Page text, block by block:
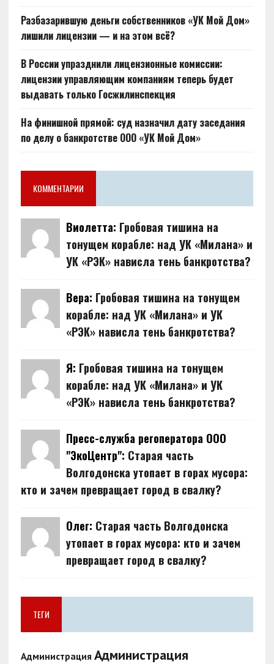
Разбазарившую деньги собственников «УК Мой Дом»
лишили лицензии — и на этом всё?
В России упразднили лицензионные комиссии:
лицензии управляющим компаниям теперь будет
выдавать только Госжилинспекция
На финишной прямой: суд назначил дату заседания
по делу о банкротстве ООО «УК Мой Дом»
КОММЕНТАРИИ
Виолетта: Гробовая тишина на
тонущем корабле: над УК «Милана» и
УК «РЭК» нависла тень банкротства?
Вера: Гробовая тишина на тонущем
корабле: над УК «Милана» и УК
«РЭК» нависла тень банкротства?
Я: Гробовая тишина на тонущем
корабле: над УК «Милана» и УК
«РЭК» нависла тень банкротства?
Пресс-служба регоператора ООО
"ЭкоЦентр": Старая часть
Волгодонска утопает в горах мусора:
кто и зачем превращает город в свалку?
Олег: Старая часть Волгодонска
утопает в горах мусора: кто и зачем
превращает город в свалку?
ТЕГИ
Администрация Администрация